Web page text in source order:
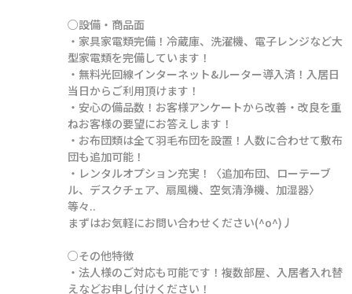
○設備・商品面
・家具家電類完備！冷蔵庫、洗濯機、電子レンジなど大
型家電類を完備しています！
・無料光回線インターネット&ルーター導入済！入居日
当日からご利用頂けます！
・安心の備品数！お客様アンケートから改善・改良を重
ねお客様の要望にお答えします！
・お布団類は全て羽毛布団を設置！人数に合わせて敷布
団も追加可能！
・レンタルオプション充実！〈追加布団、ローテーブ
ル、デスクチェア、扇風機、空気清浄機、加湿器〉
等々..
まずはお気軽にお問い合わせください(^o^)丿
○その他特徴
・法人様のご対応も可能です！複数部屋、入居者入れ替
えなどお申し付けください！